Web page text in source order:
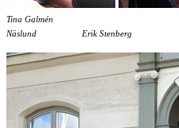
Tina
Näslund Erik Stenberg